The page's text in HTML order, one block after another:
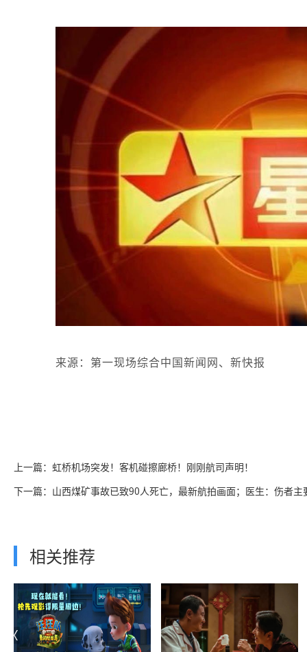
来源：第一现场综合中国新闻网、新快报
上一篇：虹桥机场突发！客机碰擦廊桥！刚刚航司声明！
下一篇：山西煤矿事故已致90人死亡，最新航拍画面；医生：伤者
相关推荐